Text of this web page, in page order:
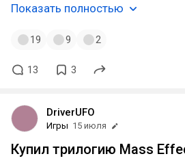
Показать полностью
19 9 2
13 3
DriverUFO
Игры 15 июля
Купил трилогию Mass